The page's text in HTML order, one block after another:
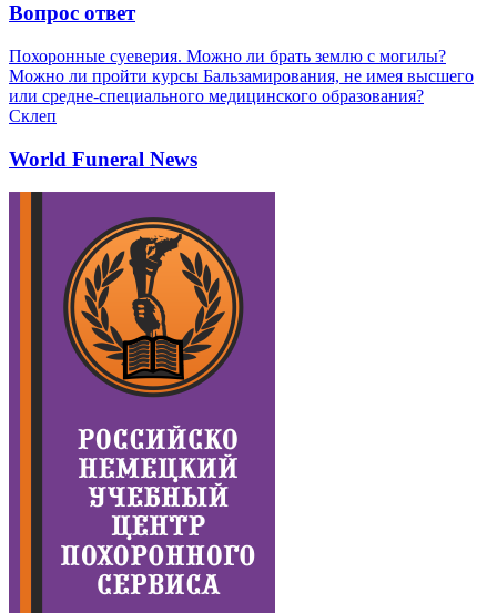
Вопрос ответ
Похоронные суеверия. Можно ли брать землю с могилы?
Можно ли пройти курсы Бальзамирования, не имея высшего
или средне-специального медицинского образования?
Склеп
World Funeral News